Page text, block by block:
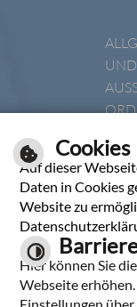
UND
Cookies
Auf dieser
Daten in Cookies
Website zu
Hier können Sie
Webseite